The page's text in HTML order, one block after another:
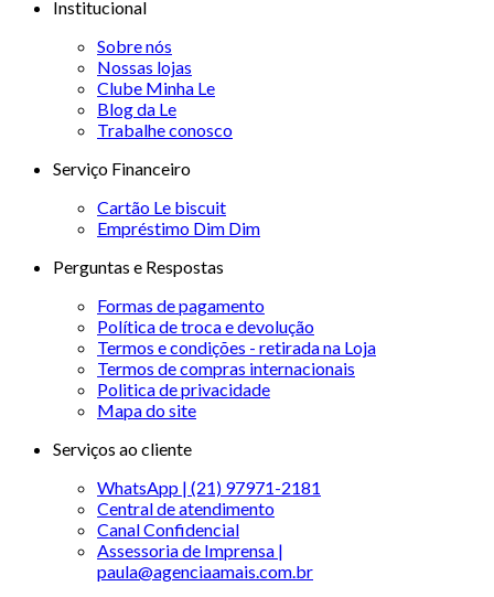
Institucional
Sobre nós
Nossas lojas
Clube Minha Le
Blog da Le
Trabalhe conosco
Serviço Financeiro
Cartão Le biscuit
Empréstimo Dim Dim
Perguntas e Respostas
Formas de pagamento
Política de troca e devolução
Termos e condições - retirada na Loja
Termos de compras internacionais
Politica de privacidade
Mapa do site
Serviços ao cliente
WhatsApp | (21) 97971-2181
Central de atendimento
Canal Confidencial
Assessoria de Imprensa |
paula@agenciaamais.com.br